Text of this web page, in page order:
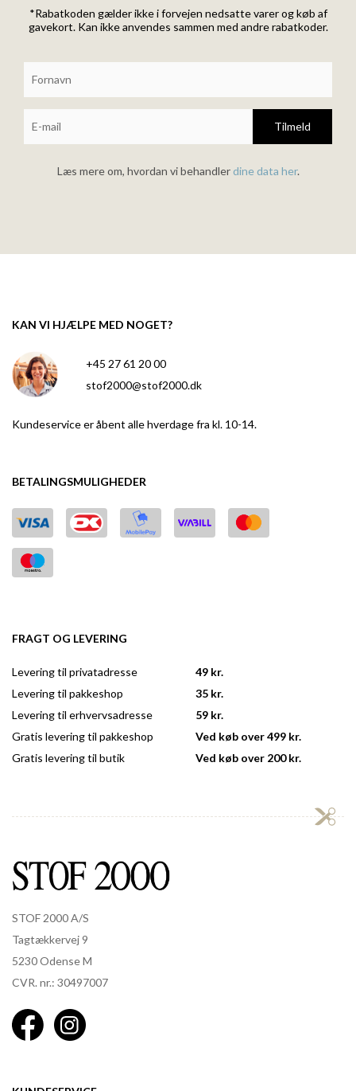
*Rabatkoden gælder ikke i forvejen nedsatte varer og køb af
gavekort. Kan ikke anvendes sammen med andre rabatkoder.
Tilmeld
Læs mere om, hvordan vi behandlerdine data her.
KAN VI HJÆLPE MED NOGET?
+45 27 61 20 00
stof2000@stof2000.dk
Kundeservice er åbent alle hverdage fra kl. 10-14.
BETALINGSMULIGHEDER
FRAGT OG LEVERING
Levering til privatadresse
Levering til pakkeshop
Levering til erhvervsadresse
Gratis levering til pakkeshop
Gratis levering til butik
49 kr.
35 kr.
59 kr.
Ved køb over 499 kr.
Ved køb over 200 kr.
STOF 2000 A/S
Tagtækkervej 9
5230 Odense M
CVR. nr.: 30497007